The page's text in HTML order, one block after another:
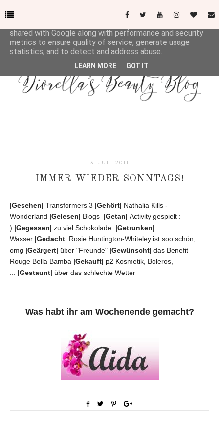
3. JULI 2011
IMMER WIEDER SONNTAGS!
|Gesehen| Transformers 3 |Gehört| Nathalia Kills -
Wonderland |Gelesen| Blogs |Getan| Activity gespielt :
) |Gegessen| zu viel Schokolade |Getrunken|
Wasser |Gedacht| Rosie Huntington-Whiteley ist soo schön,
omg |Geärgert| über "Freunde" |Gewünscht| das Benefit
Rouge Bella Bamba |Gekauft| p2 Kosmetik, Boleros,
|Gestaunt| über das schlechte Wetter
Was habt ihr am Wochenende gemacht?
This site uses cookies from Google to deliver its services
shared with Google along with performance and security
metrics to ensure quality of service, generate usage
statistics, and to detect and address abuse.
LEARN MORE GOT IT